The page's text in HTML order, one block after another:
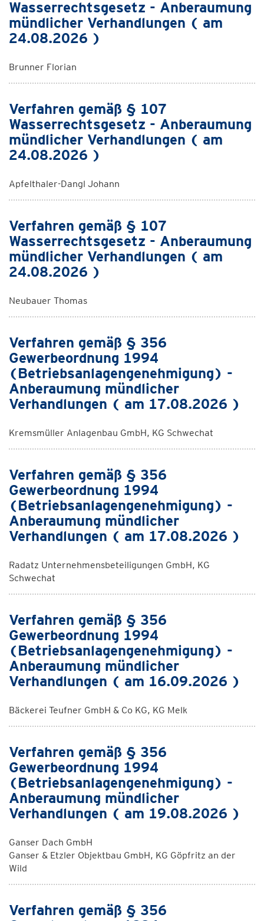
Wasserrechtsgesetz - Anberaumung
mündlicher Verhandlungen ( am
24.08.2026 )
Brunner Florian
Verfahren gemäß § 107
Wasserrechtsgesetz - Anberaumung
mündlicher Verhandlungen ( am
24.08.2026 )
Apfelthaler-Dangl Johann
Verfahren gemäß § 107
Wasserrechtsgesetz - Anberaumung
mündlicher Verhandlungen ( am
24.08.2026 )
Neubauer Thomas
Verfahren gemäß § 356
Gewerbeordnung 1994
(Betriebsanlagengenehmigung) -
Anberaumung mündlicher
Verhandlungen ( am 17.08.2026 )
Kremsmüller Anlagenbau GmbH, KG Schwechat
Verfahren gemäß § 356
Gewerbeordnung 1994
(Betriebsanlagengenehmigung) -
Anberaumung mündlicher
Verhandlungen ( am 17.08.2026 )
Radatz Unternehmensbeteiligungen GmbH, KG
Schwechat
Verfahren gemäß § 356
Gewerbeordnung 1994
(Betriebsanlagengenehmigung) -
Anberaumung mündlicher
Verhandlungen ( am 16.09.2026 )
Bäckerei Teufner GmbH & Co KG, KG Melk
Verfahren gemäß § 356
Gewerbeordnung 1994
(Betriebsanlagengenehmigung) -
Anberaumung mündlicher
Verhandlungen ( am 19.08.2026 )
Ganser Dach GmbH
Ganser & Etzler Objektbau GmbH, KG Göpfritz an der
Wild
Verfahren gemäß § 356